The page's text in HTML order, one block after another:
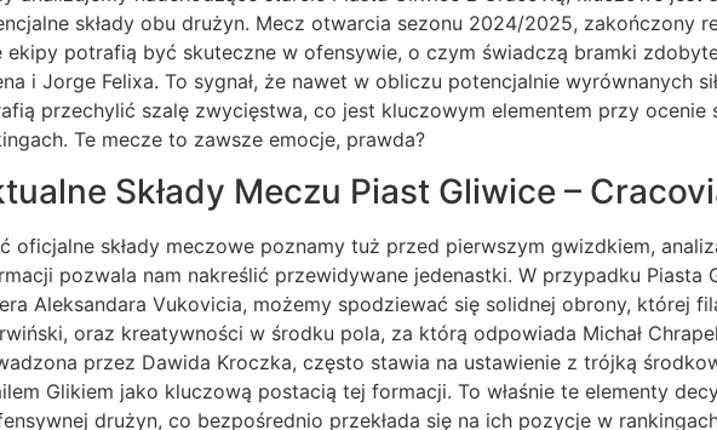
składy obu drużyn. Mecz otwarcia sezonu 2024/2025, zakończony
ekipy potrafią być skuteczne w ofensywie, o czym świadczą bramki
i Jorge Felixa. To sygnał, że nawet w obliczu potencjalnie wyrównanych
przechylić szalę zwycięstwa, co jest kluczowym elementem przy ocenie
Te mecze to zawsze emocje, prawda?
Składy Meczu Piast Gliwice –
oficjalne składy meczowe poznamy tuż przed pierwszym gwizdkiem,
pozwala nam nakreślić przewidywane jedenastki. W przypadku Piasta
Aleksandara Vukovicia, możemy spodziewać się solidnej obrony, której
oraz kreatywności w środku pola, za którą odpowiada Michał
przez Dawida Kroczka, często stawia na ustawienie z trójką
Glikiem jako kluczową postacią tej formacji. To właśnie te elementy
drużyn, co bezpośrednio przekłada się na ich pozycje w